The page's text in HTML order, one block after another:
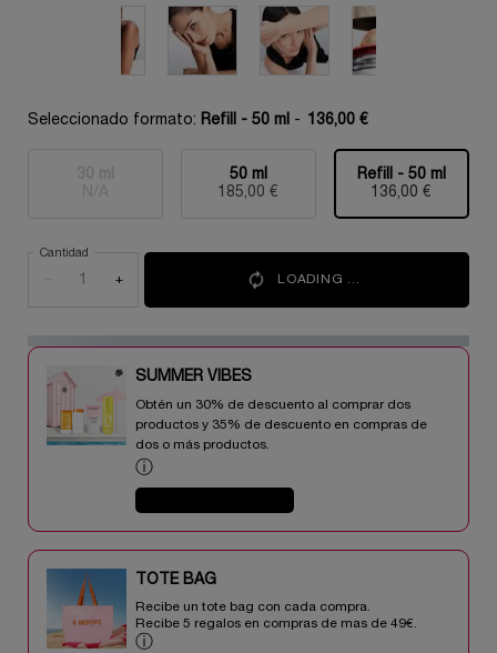
Seleccionado formato: Refill - 50 ml - 136,00 €
Esta variante del producto está agotada, {0}
Selecionado
50 ml
185,00 €
, 2 of 3 Selecionado
Refill - 50 ml
136,00 €
, 3 of 3
Cantidad
+ LOADING ...
SUMMER VIBES​
Obtén un 30% de descuento al comprar dos
productos y 35% de descuento en compras de
dos o más productos.​
ⓘ
TOTE BAG​​
Recibe un tote bag con cada compra.
Recibe 5 regalos en compras de mas de 49€.​
ⓘ